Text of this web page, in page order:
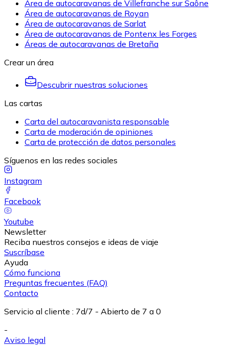
Área de autocaravanas de Villefranche sur Saône
Área de autocaravanas de Royan
Área de autocaravanas de Sarlat
Área de autocaravanas de Pontenx les Forges
Áreas de autocaravanas de Bretaña
Crear un área
Descubrir nuestras soluciones
Las cartas
Carta del autocaravanista responsable
Carta de moderación de opiniones
Carta de protección de datos personales
Síguenos en las redes sociales
Instagram
Facebook
Youtube
Newsletter
Reciba nuestros consejos e ideas de viaje
Suscríbase
Ayuda
Cómo funciona
Preguntas frecuentes (FAQ)
Contacto
Servicio al cliente : 7d/7 - Abierto de 7 a 0
-
Aviso legal